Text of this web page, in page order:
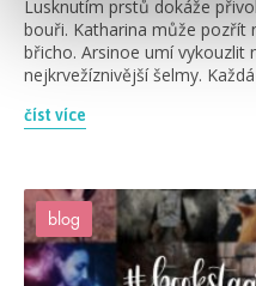
Lusknutím prstů dokáže
bouři. Katharina může pozřít
břicho. Arsinoe umí vykouzlit
nejkrvežíznivější šelmy.
číst více
blog